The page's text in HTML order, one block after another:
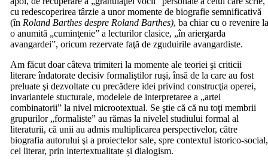
cu redescoperirea târzie a unor momente de biografie semnificativă
(în Roland Barthes despre Roland Barthes), ba chiar cu o revenire
o anumită „cuminţenie” a lecturilor clasice, „în ariergarda
avangardei”, oricum rezervate faţă de zguduirile avangardiste.
Am făcut doar câteva trimiteri la momente ale teoriei şi criticii
literare îndatorate decisiv formaliştilor ruşi, însă de la care au fost
preluate şi dezvoltate cu precădere idei privind construcţia operei,
invariantele stucturale, modelele de interpretaree a „artei
combinatorii” la nivel microotextual. Se ştie că că nu toţi membrii
grupurilor „formaliste” au rămas la nivelel studiului formal al
literaturii, că unii au admis multiplicarea perspectivelor, către
biografia autorului şi a proiectelor sale, spre contextul istorico-social,
cel literar, prin intertextualitate și dialogism.